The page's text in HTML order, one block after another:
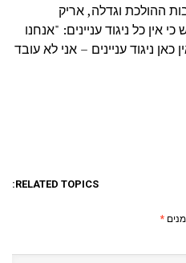
ההולכת וגדלה, אריק
כל ניגוד עניינים: "אנחנו
ניגוד עניינים – אני לא עובד
RELATED TOPICS:
*